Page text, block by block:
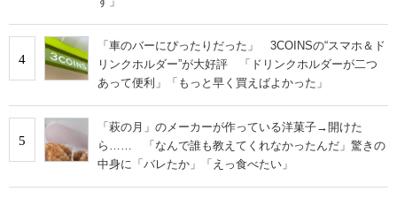
4
「車のバーにぴったりだった」 3COINSの“スマホ＆ド
リンクホルダー”が大好評 「ドリンクホルダーが二つ
あって便利」「もっと早く買えばよかった」
5
「萩の月」のメーカーが作っている洋菓子→開けた
ら…… 「なんで誰も教えてくれなかったんだ」驚きの
中身に「バレたか」「えっ食べたい」